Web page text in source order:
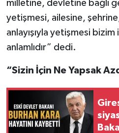
milletine, devletine bağlı
yetişmesi, ailesine,
anlayışıyla yetişmesi
anlamlıdır” dedi.
“Sizin İçin Ne Yapsak